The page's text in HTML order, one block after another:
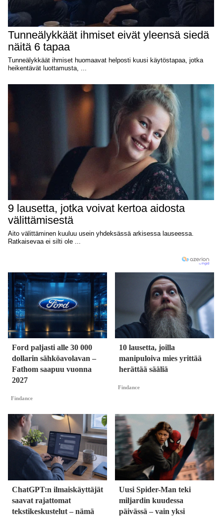
Ford paljasti alle 30 000
dollarin sähköavolavan –
Fathom saapuu vuonna
2027
Findance
10 lausetta, joilla
manipuloiva mies yrittää
herättää sääliä
Findance
ChatGPT:n ilmaiskäyttäjät
saavat rajattomat
tekstikeskustelut – nämä
Uusi Spider-Man teki
miljardin kuudessa
päivässä – vain yksi